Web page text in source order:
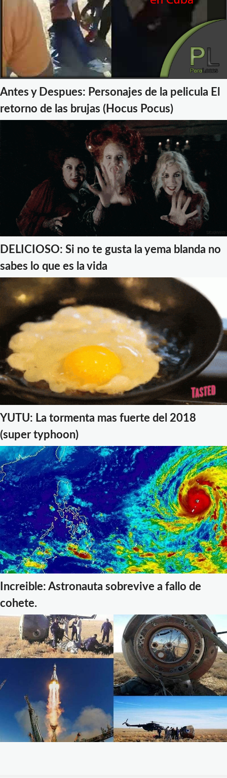
Antes y Despues: Personajes de la pelicula El
retorno de las brujas (Hocus Pocus)
DELICIOSO: Si no te gusta la yema blanda no
sabes lo que es la vida
YUTU: La tormenta mas fuerte del 2018
(super typhoon)
Increible: Astronauta sobrevive a fallo de
cohete.